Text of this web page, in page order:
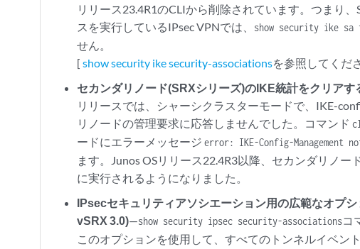
リリース23.4R1のCLIから削除されています。つまり
スを実行しているIPsec VPNでは、 show security ike
せん。
[show security ike security-associationsを参照してくだ
セカンダリノード(SRXシリーズ)のIKE統計をクリア
リリースでは、シャーシクラスターモードで、IKE-
リノードの管理要求に応答しませんでした。コマンド
ードにエラーメッセージerror: IKE-Config-Management
ます。Junos OSリリース22.4R3以降、セカンダリノ
に実行されるようになりました。
IPsecセキュリティアソシエーション用の広範なオプ
vSRX 3.0)—show security ipsec security-associationsコ
このオプションを使用して、すべてのトンネルイベン